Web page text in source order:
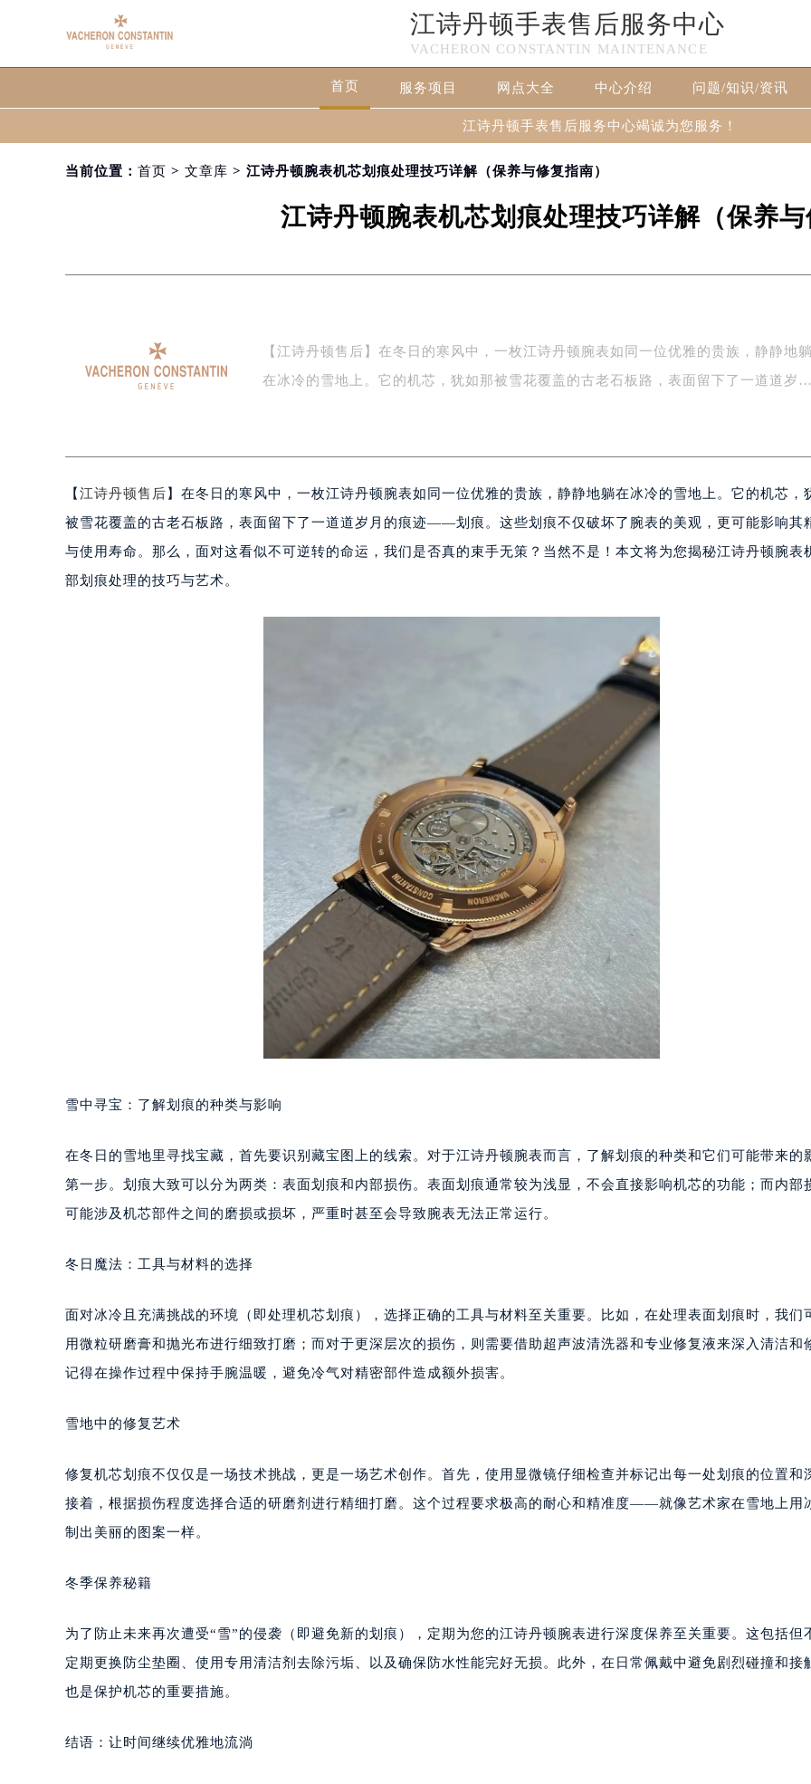
江诗丹顿手表售后服务中心
VACHERON CONSTANTIN MAINTENANCE
首页 服务项目 网点大全 中心介绍 问题/知识/资讯
江诗丹顿手表售后服务中心竭诚为您服务！
当前位置： 首页 > 文章库 > 江诗丹顿腕表机芯划痕处理技巧详解（保养与修复指南）
江诗丹顿腕表机芯划痕处理技巧详解（保养
【江诗丹顿售后】在冬日的寒风中，一枚江诗丹顿腕表如同一位优雅的贵族，静静地
在冰冷的雪地上。它的机芯，犹如那被雪花覆盖的古老石板路，表面留下了一道道岁
【 江诗丹顿售后 】在冬日的寒风中，一枚江诗丹顿腕表如同一位优雅的贵族，静静地躺在冰冷的雪地上。它的机芯，
被雪花覆盖的古老石板路，表面留下了一道道岁月的痕迹——划痕。这些划痕不仅破坏了腕表的美观，更可能影响其
与使用寿命。那么，面对这看似不可逆转的命运，我们是否真的束手无策？当然不是！本文将为您揭秘江诗丹顿腕表
部划痕处理的技巧与艺术。
雪中寻宝：了解划痕的种类与影响
在冬日的雪地里寻找宝藏，首先要识别藏宝图上的线索。对于江诗丹顿腕表而言，了解划痕的种类和它们可能带来的
第一步。划痕大致可以分为两类：表面划痕和内部损伤。表面划痕通常较为浅显，不会直接影响机芯的功能；而内部
可能涉及机芯部件之间的磨损或损坏，严重时甚至会导致腕表无法正常运行。
冬日魔法：工具与材料的选择
面对冰冷且充满挑战的环境（即处理机芯划痕），选择正确的工具与材料至关重要。比如，在处理表面划痕时，我们
用微粒研磨膏和抛光布进行细致打磨；而对于更深层次的损伤，则需要借助超声波清洗器和专业修复液来深入清洁和
记得在操作过程中保持手腕温暖，避免冷气对精密部件造成额外损害。
雪地中的修复艺术
修复机芯划痕不仅仅是一场技术挑战，更是一场艺术创作。首先，使用显微镜仔细检查并标记出每一处划痕的位置和
接着，根据损伤程度选择合适的研磨剂进行精细打磨。这个过程要求极高的耐心和精准度——就像艺术家在雪地上用
制出美丽的图案一样。
冬季保养秘籍
为了防止未来再次遭受“雪”的侵袭（即避免新的划痕），定期为您的江诗丹顿腕表进行深度保养至关重要。这包括但
定期更换防尘垫圈、使用专用清洁剂去除污垢、以及确保防水性能完好无损。此外，在日常佩戴中避免剧烈碰撞和接
也是保护机芯的重要措施。
结语：让时间继续优雅地流淌